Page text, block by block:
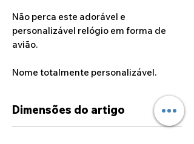
Não perca este adorável e
personalizável relógio em forma de
avião.
Nome totalmente personalizável.
Dimensões do artigo